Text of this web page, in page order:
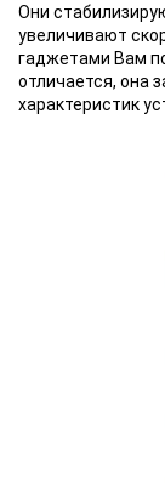
Они
увеличивают
гаджетами Вам
отличается, она
характеристик